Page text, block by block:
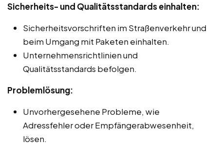
Sicherheits- und Qualitätsstandards einhalten:
Sicherheitsvorschriften im Straßenverkehr und
beim Umgang mit Paketen einhalten.
Unternehmensrichtlinien und
Qualitätsstandards befolgen.
Problemlösung:
Unvorhergesehene Probleme, wie
Adressfehler oder Empfängerabwesenheit,
lösen.